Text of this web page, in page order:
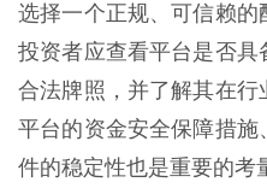
选择一个正规、可信赖的
投资者应查看平台是否
合法牌照，并了解其在行
平台的资金安全保障措
件的稳定性也是重要的考